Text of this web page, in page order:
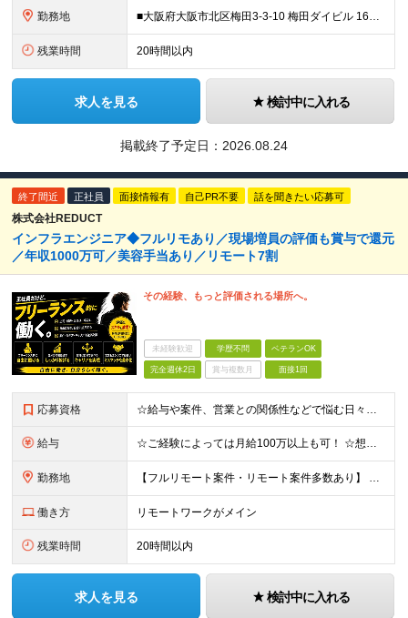
勤務地 ■大阪府大阪市北区梅田3-3-10 梅田ダイビル 16階 JR「大阪駅」（JR各線）徒歩約5分／阪急・阪神「大阪梅田駅」（阪急各線・阪神本線）徒歩約8分 ■大阪府大阪市北区芝田2-7-18 LUCI
残業時間 20時間以内
求人を見る 検討中に入れる
掲載終了予定日： 2026.08.24
終了間近 正社員 面接情報有 自己PR不要 話を聞きたい応募可
株式会社REDUCT
インフラエンジニア◆フルリモあり／現場増員の評価も賞与で還元
／年収1000万可／美容手当あり／リモート7割
その経験、もっと評価される場所へ。
未経験歓迎 学歴不問 ベテランOK
完全週休2日 賞与複数月 面接1回
応募資格 ☆給与や案件、営業との関係性などで悩む日々から解放されましょう！ ☆経験の浅い初級エンジニアの方も、キャリア相談のつもりでお気軽にご応募ください◎ ●インフラエンジニアとしての実務経験をお持ちの方（工
給与 ☆ご経験によっては月給100万以上も可！ ☆想定年収400万～1300万円 ☆Udemyなどの費用も会社負担！美容手当もあり◎ ◆月給30万円～100万円 (固定残業代含む)＋各種手当＋賞与1回 ※
勤務地 【フルリモート案件・リモート案件多数あり】 ◆東京都(23区内)、神奈川県、千葉県、埼玉県などの各プロジェクト先 ◆本社：東京都渋谷区恵比寿西2-8-4 EX恵比寿西ビル5階 ※(変更の範囲)上記を
働き方 リモートワークがメイン
残業時間 20時間以内
求人を見る 検討中に入れる